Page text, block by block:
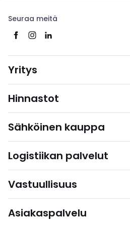
Seuraa meitä
Yritys
Hinnastot
Sähköinen kauppa
Logistiikan palvelut
Vastuullisuus
Asiakaspalvelu